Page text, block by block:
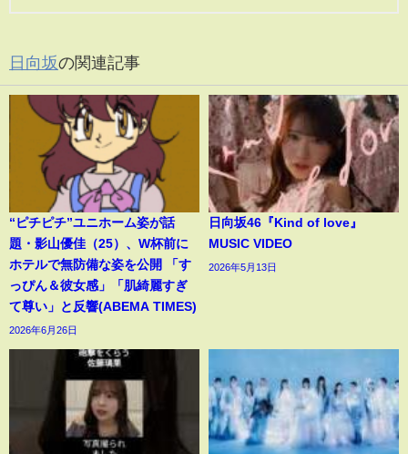
日向坂の関連記事
“ピチピチ”ユニホーム姿が話
題・影山優佳（25）、W杯前に
ホテルで無防備な姿を公開 「す
っぴん＆彼女感」「肌綺麗すぎ
て尊い」と反響(ABEMA TIMES)
2026年6月26日
日向坂46『Kind of love』
MUSIC VIDEO
2026年5月13日